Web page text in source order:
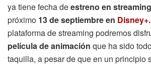
ya tiene fecha deestreno en streaming
próximo 13 de septiembre en Disney+.
plataforma de streaming podremos
película de animación que ha sido
taquilla, a pesar de que en un principio